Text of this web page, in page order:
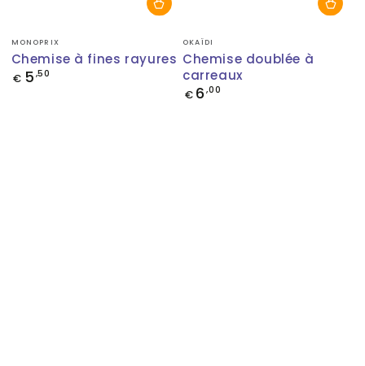
Fournisseur:
MONOPRIX
Chemise à fines rayures
Prix
€ 5 ,50
Fournisseur:
OKAÏDI
Chemise doublée à
carreaux
Prix
€ 6 ,00